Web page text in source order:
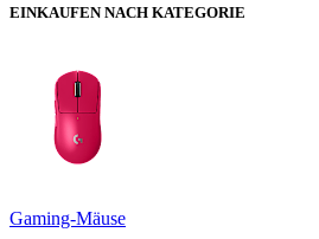
EINKAUFEN NACH KATEGORIE
Gaming-Mäuse